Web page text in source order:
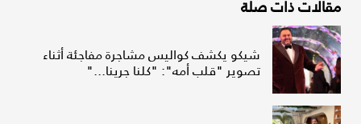
مقالات ذات صلة
شيكو يكشف كواليس مشاجرة مفاجئة أثناء
تصوير "قلب أمه": "كلنا جرينا..."